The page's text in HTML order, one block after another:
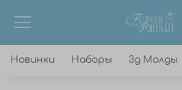
Новинки Наборы 3д Молды